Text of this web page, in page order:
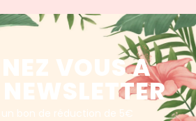
VOUS A
bon de réduction de 5€